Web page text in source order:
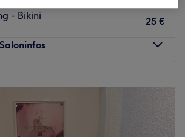
- Bikini
25 €